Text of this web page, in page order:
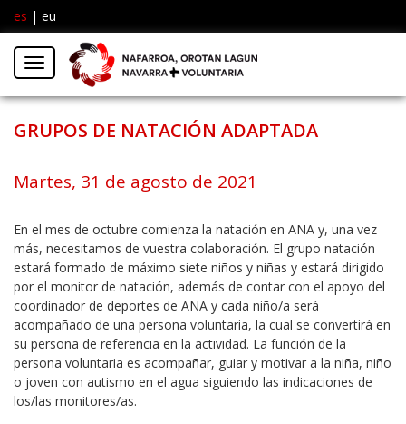
es | eu
Menú
GRUPOS DE NATACIÓN ADAPTADA
Martes, 31 de agosto de 2021
En el mes de octubre comienza la natación en ANA y, una vez
más, necesitamos de vuestra colaboración. El grupo natación
estará formado de máximo siete niños y niñas y estará dirigido
por el monitor de natación, además de contar con el apoyo del
coordinador de deportes de ANA y cada niño/a será
acompañado de una persona voluntaria, la cual se convertirá en
su persona de referencia en la actividad. La función de la
persona voluntaria es acompañar, guiar y motivar a la niña, niño
o joven con autismo en el agua siguiendo las indicaciones de
los/las monitores/as.